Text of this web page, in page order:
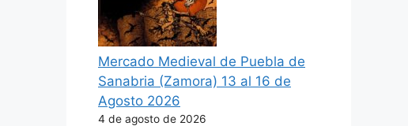
Mercado Medieval de Puebla de
Sanabria (Zamora) 13 al 16 de
Agosto 2026
4 de agosto de 2026